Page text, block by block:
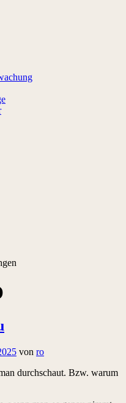
von ro
durchschaut. Bzw. warum